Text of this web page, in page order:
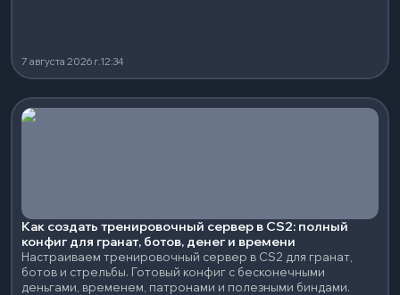
7 августа 2026 г.12:34
Как создать тренировочный сервер в CS2: полный
конфиг для гранат, ботов, денег и времени
Настраиваем тренировочный сервер в CS2 для гранат,
ботов и стрельбы. Готовый конфиг с бесконечными
деньгами, временем, патронами и полезными биндами.